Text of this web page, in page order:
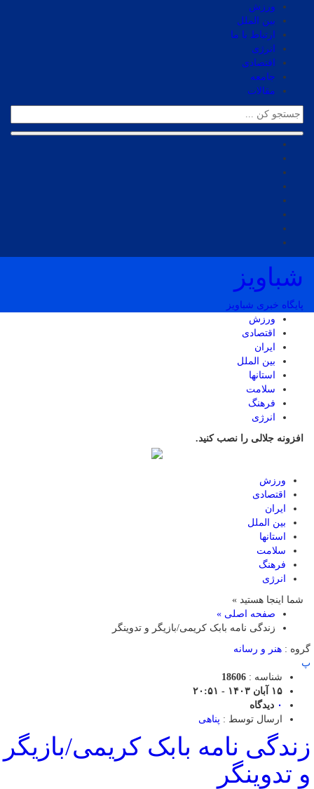
ورزش
بین الملل
ارتباط با ما
انرژی
اقتصادی
جامعه
مقالات
شباویز
پایگاه خبری شباویز
ورزش
اقتصادی
ایران
بین الملل
استانها
سلامت
فرهنگ
انرژی
افزونه جلالی را نصب کنید.
ورزش
اقتصادی
ایران
بین الملل
استانها
سلامت
فرهنگ
انرژی
شما اینجا هستید »
صفحه اصلی »
زندگی نامه بابک کریمی/بازیگر و تدوینگر
گروه : هنر و رسانه
پ
شناسه : 18606
۱۵ آبان ۱۴۰۳ - ۲۰:۵۱
۰ دیدگاه
ارسال توسط : پناهی
زندگی نامه بابک کریمی/بازیگر
و تدوینگر